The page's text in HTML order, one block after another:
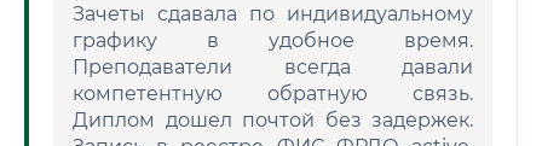
Зачеты сдавала по индивидуальному
графику в удобное время.
Преподаватели всегда давали
компетентную обратную связь.
Диплом дошел почтой без задержек.